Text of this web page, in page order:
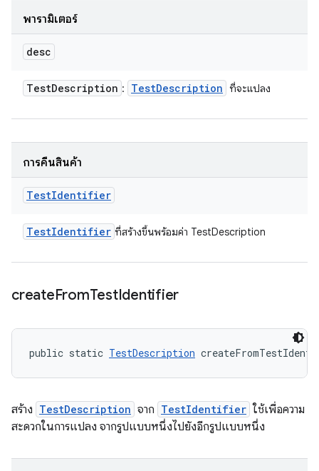
พารามิเตอร์
desc
TestDescription : TestDescription ที่จะแปลง
การคืนสินค้า
TestIdentifier
TestIdentifier ที่สร้างขึ้นพร้อมค่า TestDescription
createFromTestIdentifier
public static TestDescription
สร้าง TestDescription จาก TestIdentifier ใช้เพื่อความ
สะดวกในการแปลง จากรูปแบบหนึ่งไปยังอีกรูปแบบหนึ่ง